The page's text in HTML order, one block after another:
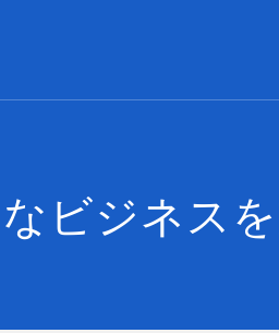
ビジネス